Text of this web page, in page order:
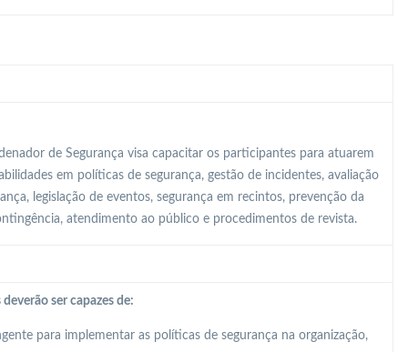
de Segurança visa capacitar os participantes para atuarem
em políticas de segurança, gestão de incidentes, avaliação
legislação de eventos, segurança em recintos, prevenção da
atendimento ao público e procedimentos de revista.
ser capazes de:
para implementar as políticas de segurança na organização,